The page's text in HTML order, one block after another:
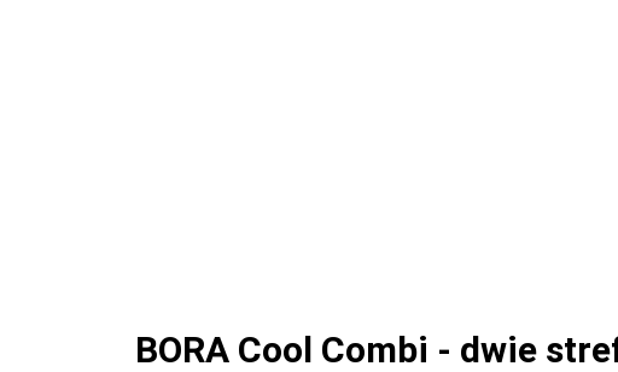
BORA Cool Combi - dwie